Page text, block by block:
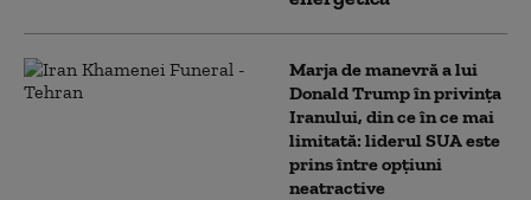
Marja de manevră a lui
Donald Trump în privința
Iranului, din ce în ce mai
limitată: liderul SUA este
prins între opțiuni
neatractive